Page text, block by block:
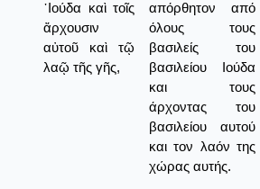
᾿Ιούδα καὶ τοῖς
ἄρχουσιν
αὐτοῦ καὶ τῷ
λαῷ τῆς γῆς,
απόρθητον από
όλους τους
βασιλείς του
βασιλείου Ιούδα
και τους
άρχοντας του
βασιλείου αυτού
και τον λαόν της
χώρας αυτής.